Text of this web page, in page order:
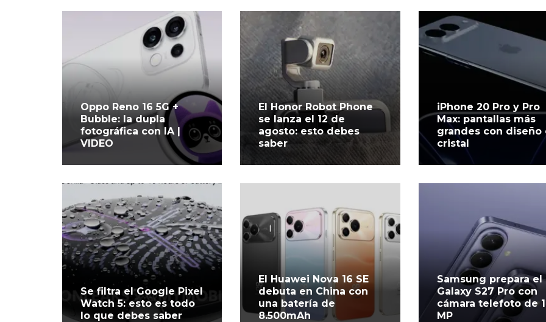
Oppo Reno 16 5G +
Bubble: la dupla
fotográfica con IA |
VIDEO
El Honor Robot Phone
se lanza el 12 de
agosto: esto debes
saber
iPhone 20 Pro y Pro
Max: pantallas más
grandes con diseño
cristal
Se filtra el Google Pixel
Watch 5: esto es todo
lo que debes saber
El Huawei Nova 16 SE
debuta en China con
una batería de
8.500mAh
Samsung prepara el
Galaxy S27 Pro con
cámara telefoto de
MP